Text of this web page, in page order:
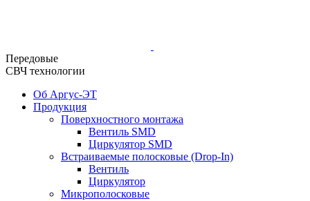
Передовые
СВЧ технологии
Об Аргус-ЭТ
Продукция
Поверхностного монтажа
Вентиль SMD
Циркулятор SMD
Встраиваемые полосковые (Drop-In)
Вентиль
Циркулятор
Микрополосковые